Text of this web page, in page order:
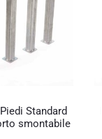
Standard
smontabile